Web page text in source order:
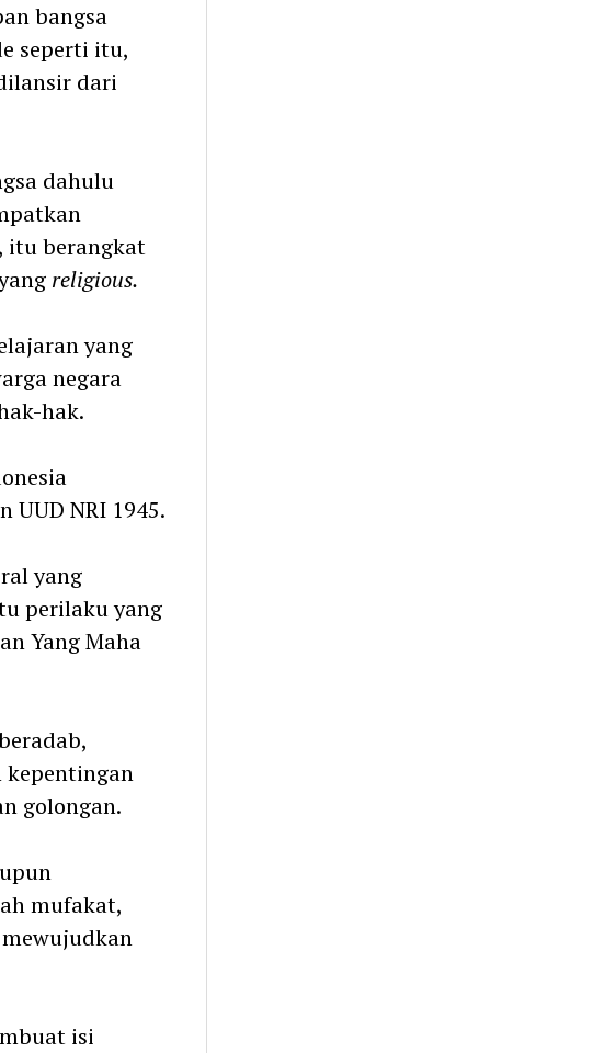
bangsa
seperti itu,
dari
dahulu
itu berangkat
religious.
yang
negara
hak.
UUD NRI 1945.
yang
perilaku yang
Yang Maha
kepentingan
golongan.
mufakat,
isi